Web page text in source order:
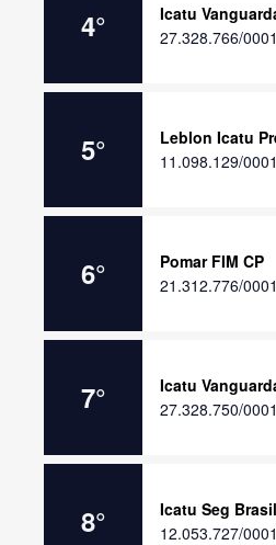
4°
Icatu
27.328.766/
5°
Leblon Icatu
11.098.129/
6°
Pomar FIM CP
21.312.776/
7°
Icatu
27.328.750/
8°
Icatu Seg
12.053.727/